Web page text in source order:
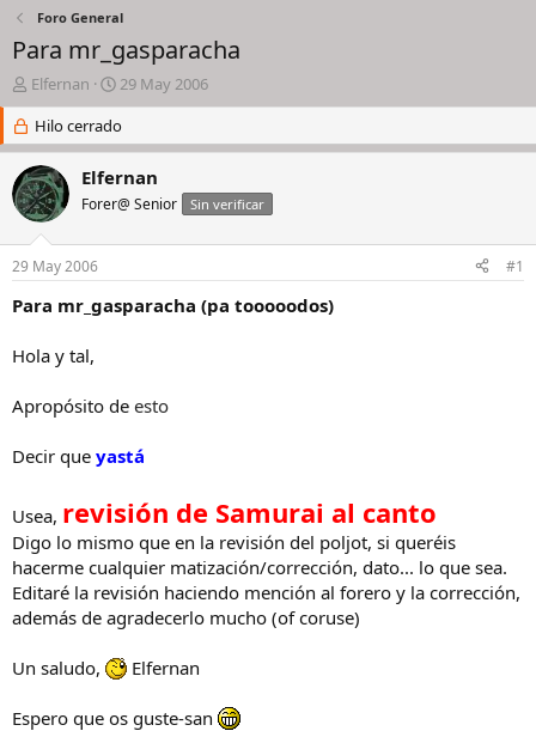
Foro General
Para mr_gasparacha
I
n
c
i
a
d
o
d
e
l
i
o
Elfernan
F
e
c
h
d
e
i
c
i
29 May 2006
Hilo cerrado
Elfernan
Forer@ Senior Sin verificar
29 May 2006 #1
Para mr_gasparacha (pa tooooodos)
Hola y tal,
Apropósito de esto
Decir que yastá
Usea, revisión de Samurai al canto
Digo lo mismo que en la revisión del poljot, si queréis
hacerme cualquier matización/corrección, dato... lo que sea.
Editaré la revisión haciendo mención al forero y la corrección,
además de agradecerlo mucho (of coruse)
Un saludo, Elfernan
Espero que os guste-san